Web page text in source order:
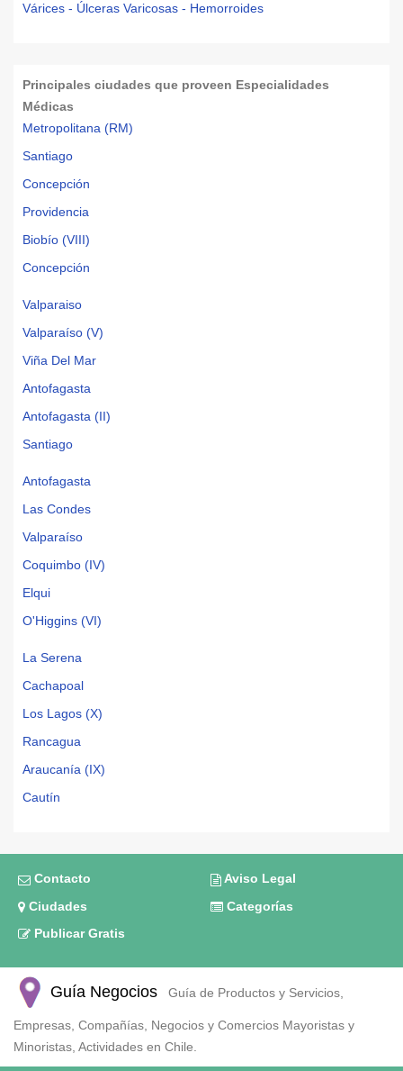
Várices - Úlceras Varicosas - Hemorroides
Principales ciudades que proveen Especialidades
Médicas
Metropolitana (RM)
Santiago
Concepción
Providencia
Biobío (VIII)
Concepción
Valparaiso
Valparaíso (V)
Viña Del Mar
Antofagasta
Antofagasta (II)
Santiago
Antofagasta
Las Condes
Valparaíso
Coquimbo (IV)
Elqui
O'Higgins (VI)
La Serena
Cachapoal
Los Lagos (X)
Rancagua
Araucanía (IX)
Cautín
Contacto
Aviso Legal
Ciudades
Categorías
Publicar Gratis
Guía Negocios Guía de Productos y Servicios,
Empresas, Compañías, Negocios y Comercios Mayoristas y
Minoristas, Actividades en Chile.